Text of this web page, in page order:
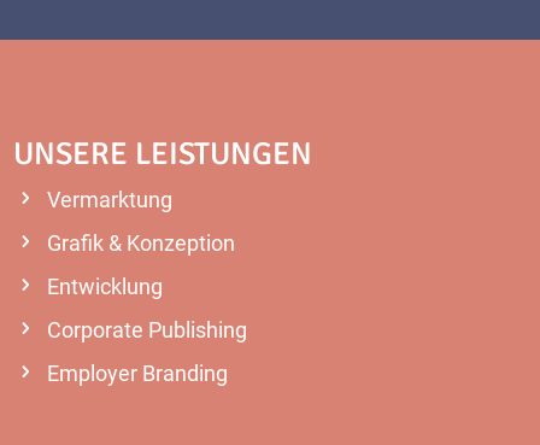
UNSERE LEISTUNGEN
Vermarktung
Grafik & Konzeption
Entwicklung
Corporate Publishing
Employer Branding